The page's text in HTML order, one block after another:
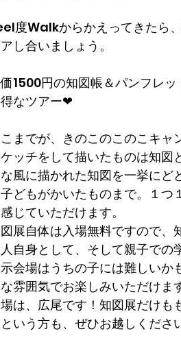
度Walkからかえってきたら
し合いましょう。
1500円の知図帳＆パンフレ
なツアー❤
までが、きのこのこのこキャ
ッチをして描いたものは知図
風に描かれた知図を一挙に
どもがかいたものまで。１つ
じていただけます。
展自体は入場無料ですので、
自身として、そして親子での
会場はうちの子には難しいか
雰囲気でお楽しみいただけま
は、広尾です！知図展だけ
いう方も、ぜひお越しくださ